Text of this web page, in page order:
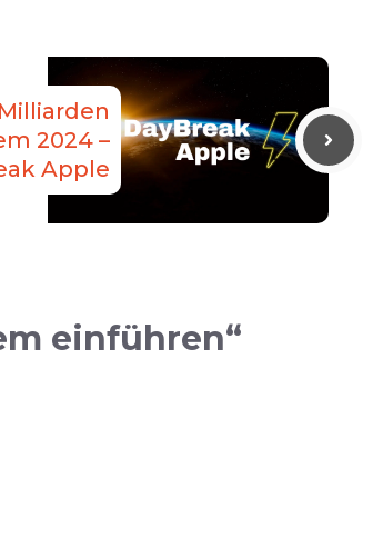
2024 –
Apple
einführen“